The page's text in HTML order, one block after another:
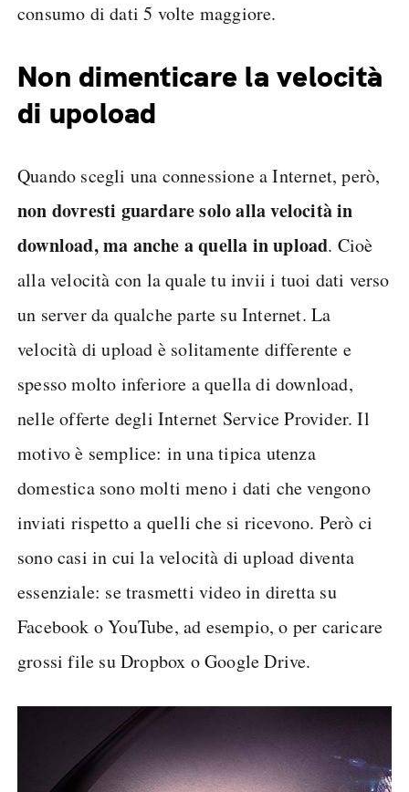
consumo di dati 5 volte maggiore.
Non dimenticare la velocità
di upoload
Quando scegli una connessione a Internet, però,
non dovresti guardare solo alla velocità in
download, ma anche a quella in upload. Cioè
alla velocità con la quale tu invii i tuoi dati verso
un server da qualche parte su Internet. La
velocità di upload è solitamente differente e
spesso molto inferiore a quella di download,
nelle offerte degli Internet Service Provider. Il
motivo è semplice: in una tipica utenza
domestica sono molti meno i dati che vengono
inviati rispetto a quelli che si ricevono. Però ci
sono casi in cui la velocità di upload diventa
essenziale: se trasmetti video in diretta su
Facebook o YouTube, ad esempio, o per caricare
grossi file su Dropbox o Google Drive.